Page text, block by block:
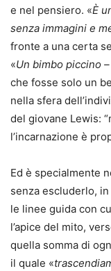
e nel pensiero. «È
senza immagini e
fronte a una certa
«Un bimbo piccino
che fosse solo un
nella sfera
del giovane Lewis:
l’incarnazione è
Ed è specialmente
senza escluderlo,
le linee guida con
l’apice del mito,
quella somma di
il quale «